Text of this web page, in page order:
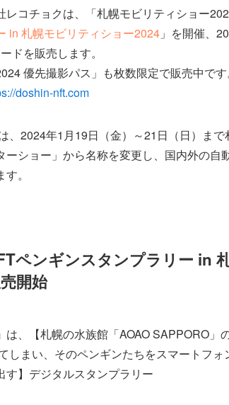
コチョクは、「札幌モビリティショー
in 札幌モビリティショー2024 」を開催、
ドを販売します。
優先撮影パス」も枚数限定で販売中です
doshin-nft.com
、2024年1月19日（金）～21日（日）ま
ーショー」から名称を変更し、国内外の自
。
ペンギンスタンプラリー in
開始
は、【札幌の水族館「AOAO SAPPORO」
しまい、そのペンギンたちをスマートフ
す】デジタルスタンプラリー